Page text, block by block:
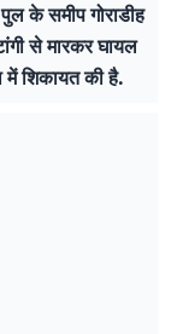
के समीप गोराडीह
से मारकर घायल
में शिकायत की है.